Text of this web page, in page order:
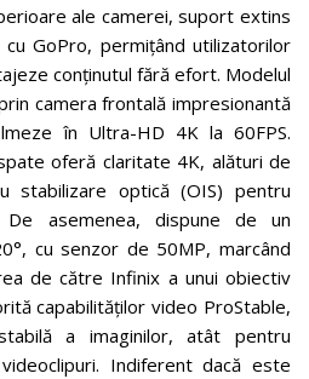
ale camerei, suport extins
GoPro, permițând utilizatorilor
conținutul fără efort. Modelul
camera frontală impresionantă
în Ultra-HD 4K la 60FPS.
oferă claritate 4K, alături de
stabilizare optică (OIS) pentru
asemenea, dispune de un
cu senzor de 50MP, marcând
de către Infinix a unui obiectiv
capabilităților video ProStable,
a imaginilor, atât pentru
Indiferent dacă este